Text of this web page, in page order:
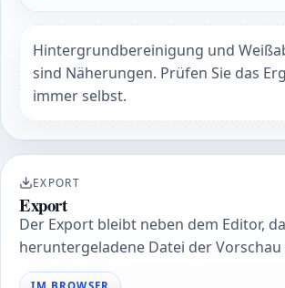
Hintergrundbereinigung und
sind Näherungen. Prüfen Sie das
immer selbst.
EXPORT
Export
Der Export bleibt neben dem Editor,
heruntergeladene Datei der